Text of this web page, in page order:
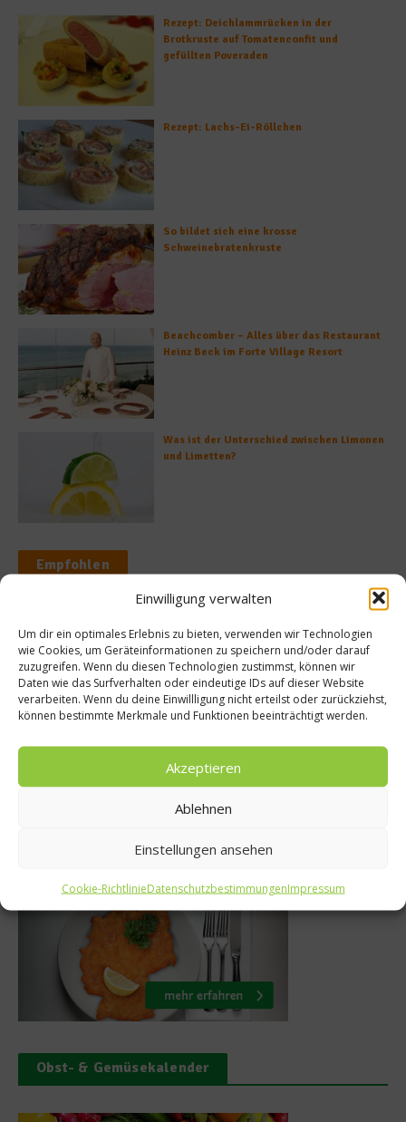
Einwilligung verwalten
Um dir ein optimales Erlebnis zu bieten, verwenden wir Technologien
wie Cookies, um Geräteinformationen zu speichern und/oder darauf
zuzugreifen. Wenn du diesen Technologien zustimmst, können wir
Daten wie das Surfverhalten oder eindeutige IDs auf dieser Website
verarbeiten. Wenn du deine Einwillligung nicht erteilst oder zurückziehst,
können bestimmte Merkmale und Funktionen beeinträchtigt werden.
Akzeptieren
Ablehnen
Einstellungen ansehen
Cookie-RichtlinieDatenschutzbestimmungenImpressum
Rezept: Deichlammrücken in der
Brotkruste auf Tomatenconfit und
gefüllten Poveraden
Rezept: Lachs-Ei-Röllchen
So bildet sich eine krosse
Schweinebratenkruste
Beachcomber – Alles über das Restaurant
Heinz Beck im Forte Village Resort
Was ist der Unterschied zwischen Limonen
und Limetten?
Empfohlen
– ohne
Kochen & Rezepte
Rumpsteak
Griechischem
Was isst Deutschland
Obst- & Gemüsekalender